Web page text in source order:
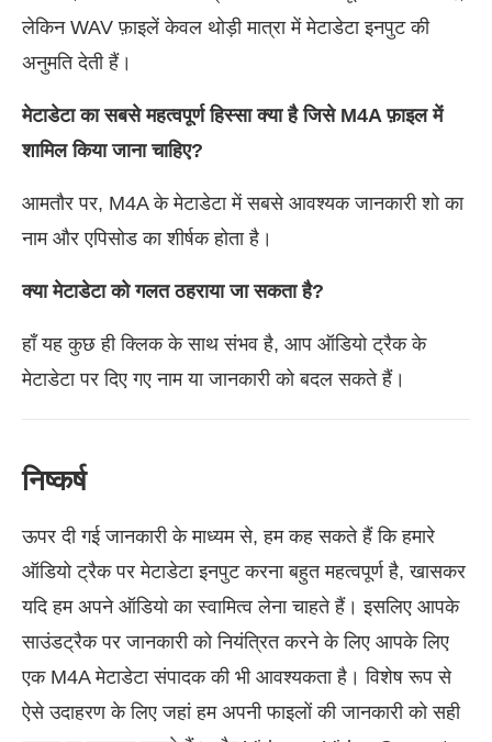
लेकिन WAV फ़ाइलें केवल थोड़ी मात्रा में मेटाडेटा इनपुट की
अनुमति देती हैं।
मेटाडेटा का सबसे महत्वपूर्ण हिस्सा क्या है जिसे M4A फ़ाइल में
शामिल किया जाना चाहिए?
आमतौर पर, M4A के मेटाडेटा में सबसे आवश्यक जानकारी शो का
नाम और एपिसोड का शीर्षक होता है।
क्या मेटाडेटा को गलत ठहराया जा सकता है?
हाँ यह कुछ ही क्लिक के साथ संभव है, आप ऑडियो ट्रैक के
मेटाडेटा पर दिए गए नाम या जानकारी को बदल सकते हैं।
निष्कर्ष
ऊपर दी गई जानकारी के माध्यम से, हम कह सकते हैं कि हमारे
ऑडियो ट्रैक पर मेटाडेटा इनपुट करना बहुत महत्वपूर्ण है, खासकर
यदि हम अपने ऑडियो का स्वामित्व लेना चाहते हैं। इसलिए आपके
साउंडट्रैक पर जानकारी को नियंत्रित करने के लिए आपके लिए
एक M4A मेटाडेटा संपादक की भी आवश्यकता है। विशेष रूप से
ऐसे उदाहरण के लिए जहां हम अपनी फाइलों की जानकारी को सही